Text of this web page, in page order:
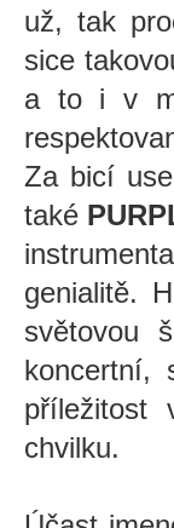
už, tak
sice
a to i v
Za bicí
také
genialitě.
světovou
koncertní,
příležitost
chvilku.